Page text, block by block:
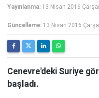
Yayınlanma: 13 Nisan 2016
Güncelleme: 13 Nisan 2016
Cenevre'deki Suriye
başladı.